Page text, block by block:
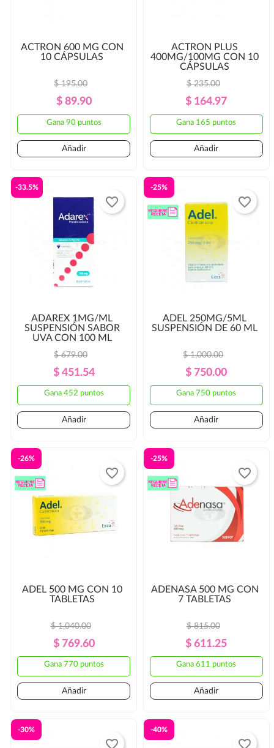
ACTRON 600 MG CON
10 CÁPSULAS
Precio
Regular
$ 195.00
Precio
$ 89.90
Gana 90 puntos
Añadir
ACTRON PLUS
400MG/100MG CON 10
CÁPSULAS
Precio
Regular
$ 235.00
Precio
$ 164.97
Gana 165 puntos
Añadir
ADAREX 1MG/ML
SUSPENSIÓN SABOR
UVA CON 100 ML
Precio
Regular
$ 679.00
Precio
$ 451.54
Gana 452 puntos
-33.5%
Añadir
favorite_border
ADEL 250MG/5ML
SUSPENSIÓN DE 60 ML
Precio
Regular
$ 1,000.00
Precio
$ 750.00
Gana 750 puntos
-25%
Añadir
favorite_border
ADEL 500 MG CON 10
TABLETAS
Precio
Regular
$ 1,040.00
Precio
$ 769.60
Gana 770 puntos
-26%
Añadir
favorite_border
ADENASA 500 MG CON
7 TABLETAS
Precio
Regular
$ 815.00
Precio
$ 611.25
Gana 611 puntos
-25%
Añadir
favorite_border
-30%
favorite_border
-40%
favorite_border